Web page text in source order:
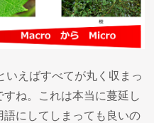
いえばすべてが丸く収まっ
ね。これは本当に蔓延し
にしてしまっても良いの